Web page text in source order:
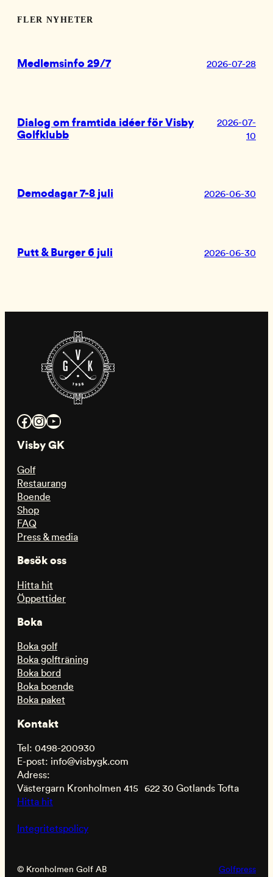
FLER NYHETER
Medlemsinfo 29/7 2026-07-28
Dialog om framtida idéer för Visby
Golfklubb
2026-07-
10
Demodagar 7-8 juli 2026-06-30
Putt & Burger 6 juli 2026-06-30
Facebook InstagramYouTube
Visby GK
Golf
Restaurang
Boende
Shop
FAQ
Press & media
Besök oss
Hitta hit
Öppettider
Boka
Boka golf
Boka golfträning
Boka bord
Boka boende
Boka paket
Kontakt
Tel: 0498-200930
E-post: info@visbygk.com
Adress:
Västergarn Kronholmen 415 622 30 Gotlands Tofta
Hitta hit
Integritetspolicy
© Kronholmen Golf AB Golfpress